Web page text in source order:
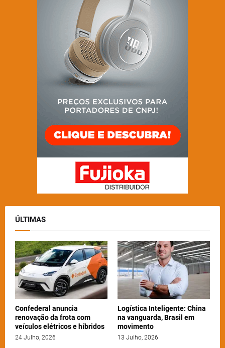
ÚLTIMAS
Confederal anuncia
renovação da frota com
veículos elétricos e híbridos
24 Julho, 2026
Logística Inteligente: China
na vanguarda, Brasil em
movimento
13 Julho, 2026